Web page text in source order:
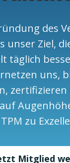
des
unser Ziel,
täglich
uns,
TPM zu
Mitglied